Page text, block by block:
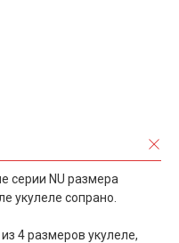
серии NU размера
укулеле сопрано.
4 размеров укулеле,